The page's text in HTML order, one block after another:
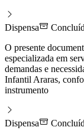
Dispensa
O presente
especializada em
demandas e
Infantil Araras,
instrumento
Dispensa